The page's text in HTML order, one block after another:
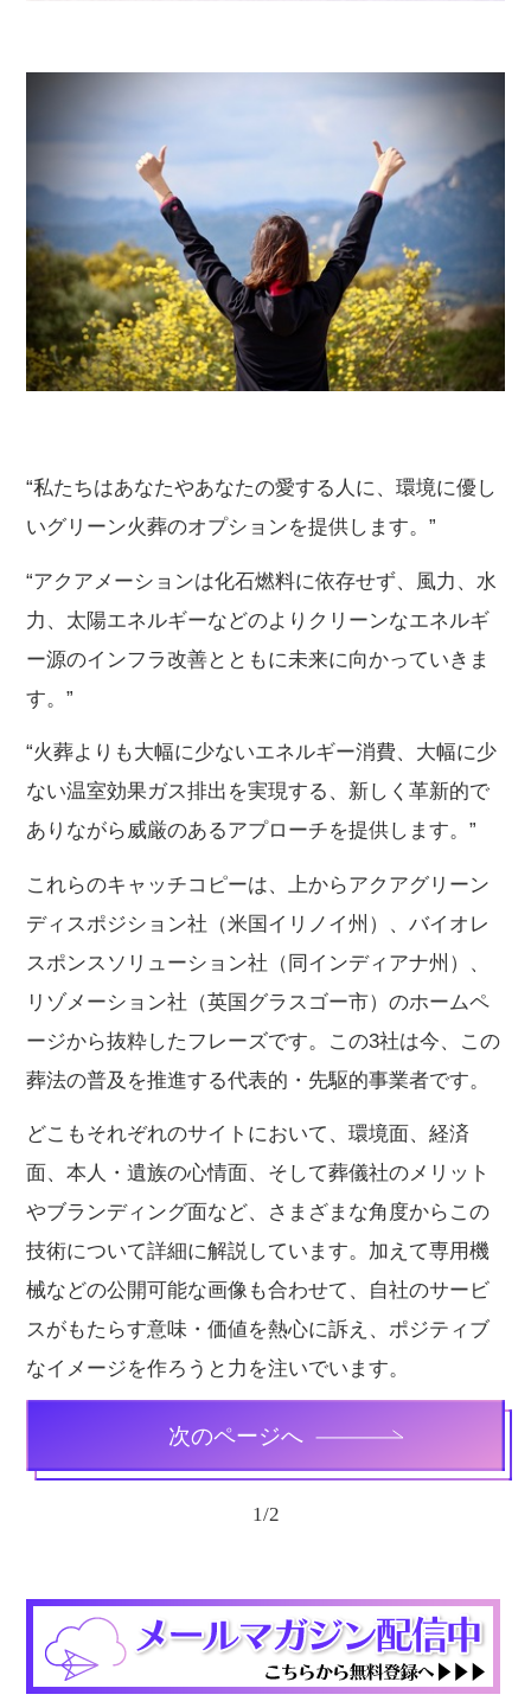
“私たちはあなたやあなたの愛する人に、環境に優し
いグリーン火葬のオプションを提供します。”
“アクアメーションは化石燃料に依存せず、風力、水
力、太陽エネルギーなどのよりクリーンなエネルギ
ー源のインフラ改善とともに未来に向かっていきま
す。”
“火葬よりも大幅に少ないエネルギー消費、大幅に少
ない温室効果ガス排出を実現する、新しく革新的で
ありながら威厳のあるアプローチを提供します。”
これらのキャッチコピーは、上からアクアグリーン
ディスポジション社（米国イリノイ州）、バイオレ
スポンスソリューション社（同インディアナ州）、
リゾメーション社（英国グラスゴー市）のホームペ
ージから抜粋したフレーズです。この3社は今、この
葬法の普及を推進する代表的・先駆的事業者です。
どこもそれぞれのサイトにおいて、環境面、経済
面、本人・遺族の心情面、そして葬儀社のメリット
やブランディング面など、さまざまな角度からこの
技術について詳細に解説しています。加えて専用機
械などの公開可能な画像も合わせて、自社のサービ
スがもたらす意味・価値を熱心に訴え、ポジティブ
なイメージを作ろうと力を注いでいます。
次のページへ
1/2